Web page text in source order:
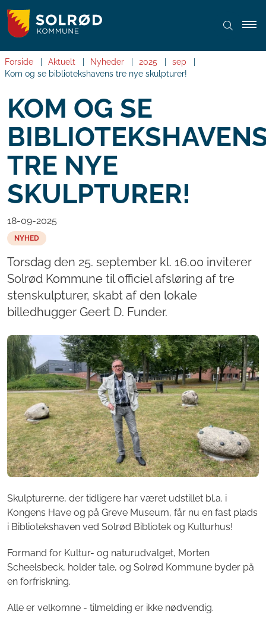
Forside Aktuelt Nyheder 2025
sep
Kom og se bibliotekshavens tre nye skulpturer!
KOM OG SE
TRE NYE
SKULPTURER!
18-09-2025
NYHED
Torsdag den 25. september kl. 16.00 inviterer
Solrød Kommune til officiel afsløring af tre
stenskulpturer, skabt af den lokale
billedhugger Geert D. Funder.
Skulpturerne, der tidligere har været udstillet bl.a. i
Kongens Have og på Greve Museum, får nu en fast plads
i Bibliotekshaven ved Solrød Bibliotek og Kulturhus!
Formand for Kultur- og naturudvalget, Morten
Scheelsbeck, holder tale, og Solrød Kommune byder på
en forfriskning.
Alle er velkomne - tilmelding er ikke nødvendig.